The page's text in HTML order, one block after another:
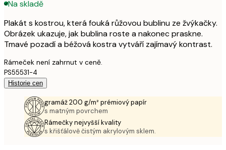
Na skladě
Plakát s kostrou, která fouká růžovou bublinu ze žvýkačky.
Obrázek ukazuje, jak bublina roste a nakonec praskne.
Tmavé pozadí a béžová kostra vytváří zajímavý kontrast.
Rámeček není zahrnut v ceně.
PS55531-4
Historie cen
gramáž 200 g/m² prémiový papír
s matným povrchem
Rámečky nejvyšší kvality
s křišťálově čistým akrylovým sklem.